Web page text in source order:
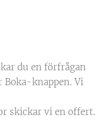
du en förfrågan
knappen. Vi
skickar vi en offert.